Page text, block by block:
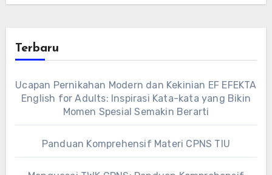
Terbaru
Ucapan Pernikahan Modern dan Kekinian EF EFEKTA
English for Adults: Inspirasi Kata-kata yang Bikin
Momen Spesial Semakin Berarti
Panduan Komprehensif Materi CPNS TIU